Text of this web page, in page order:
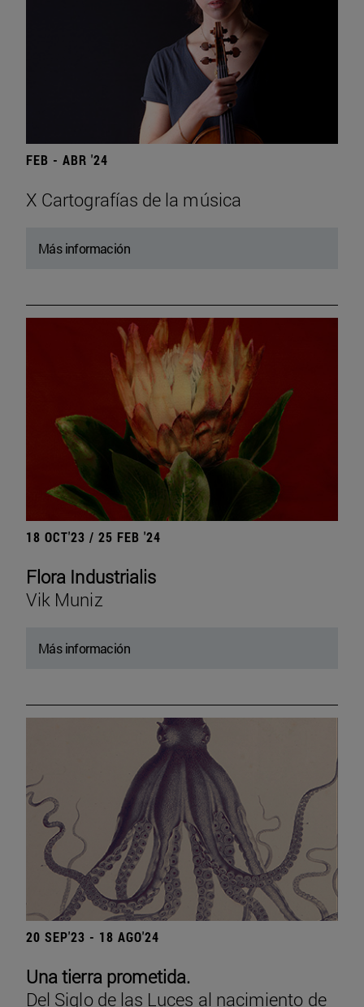
FEB - ABR '24
X Cartografías de la música
Más información
18 OCT'23 / 25 FEB '24
Flora Industrialis
Vik Muniz
Más información
20 SEP'23 - 18 AGO'24
Una tierra prometida.
Del Siglo de las Luces al nacimiento de